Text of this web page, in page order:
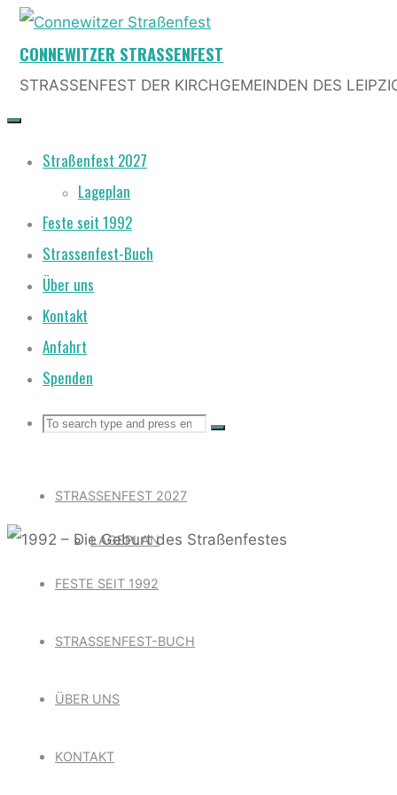
Skip
content
CONNEWITZER STRASSENFEST
STRASSENFEST DER KIRCHGEMEINDEN DES
Straßenfest 2027
Lageplan
Feste seit 1992
Strassenfest-Buch
Über uns
Kontakt
Anfahrt
Spenden
Search
Search
Search
STRASSENFEST 2027
LAGEPLAN
FESTE SEIT 1992
STRASSENFEST-BUCH
ÜBER UNS
KONTAKT